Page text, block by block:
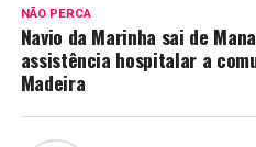
NÃO PERCA
Navio da Marinha sai de
assistência hospitalar a
Madeira